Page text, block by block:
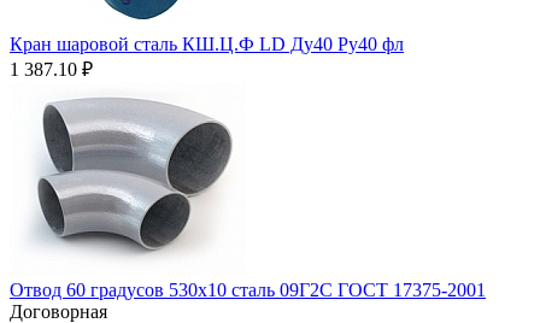
Кран шаровой сталь КШ.Ц.Ф LD Ду40 Ру40 фл
1 387.10 ₽
Отвод 60 градусов 530х10 сталь 09Г2С ГОСТ 17375-2001
Договорная